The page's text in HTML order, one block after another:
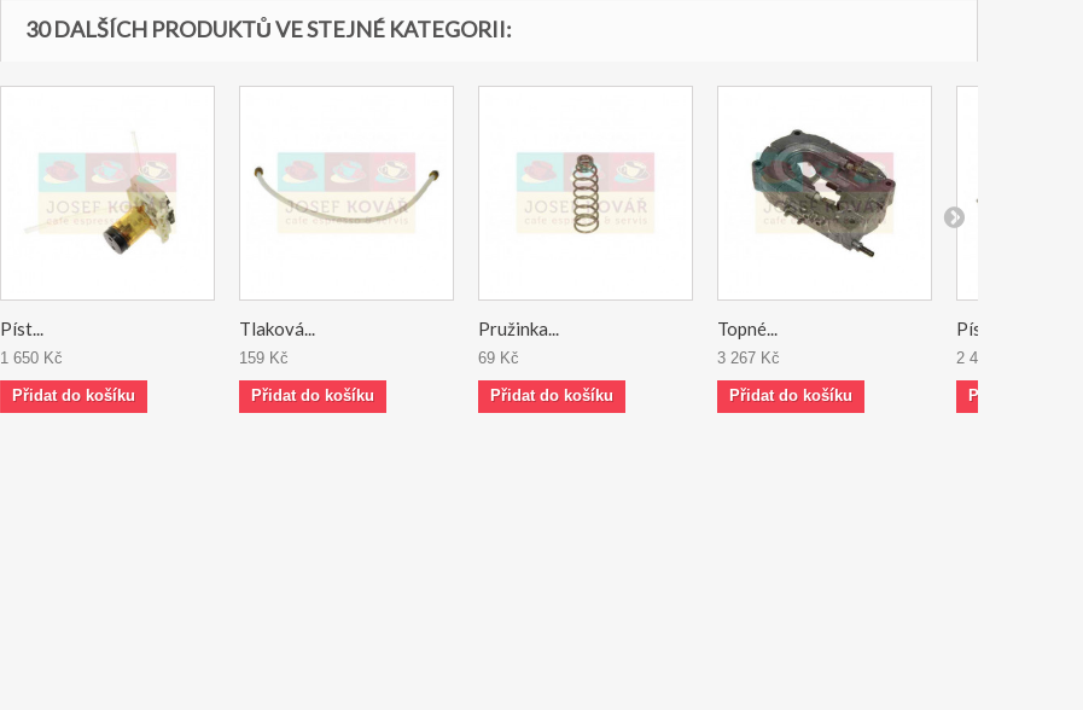
30 DALŠÍCH PRODUKTŮ VE STEJNÉ KATEGORII:
Píst...
1 650 Kč
Přidat do košíku
Tlaková...
159 Kč
Přidat do košíku
Pružinka...
69 Kč
Přidat do košíku
Topné...
3 267 Kč
Přidat do košíku
Píst...
2 408 Kč
Přidat do